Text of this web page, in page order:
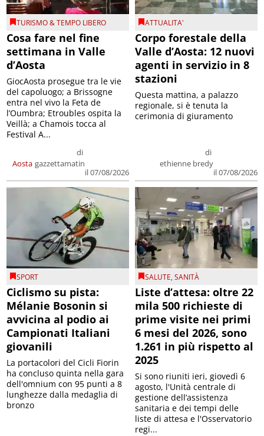
TURISMO & TEMPO LIBERO
Cosa fare nel fine
settimana in Valle
d’Aosta
Aosta
di
gazzettamatin
il 07/08/2026
GiocAosta prosegue tra le vie
del capoluogo; a Brissogne
entra nel vivo la Feta de
l’Oumbra; Etroubles ospita la
Veillà; a Chamois tocca al
Festival A...
ATTUALITA'
Corpo forestale della
Valle d’Aosta: 12 nuovi
agenti in servizio in 8
stazioni
di
ethienne bredy
il 07/08/2026
Questa mattina, a palazzo
regionale, si è tenuta la
cerimonia di giuramento
SPORT
Ciclismo su pista:
Mélanie Bosonin si
avvicina al podio ai
Campionati Italiani
giovanili
La portacolori del Cicli Fiorin
ha concluso quinta nella gara
dell'omnium con 95 punti a 8
lunghezze dalla medaglia di
bronzo
SALUTE,SANITÀ
Liste d’attesa: oltre 22
mila 500 richieste di
prime visite nei primi
6 mesi del 2026, sono
1.261 in più rispetto al
2025
Si sono riuniti ieri, giovedì 6
agosto, l'Unità centrale di
gestione dell’assistenza
sanitaria e dei tempi delle
liste di attesa e l'Osservatorio
regi...